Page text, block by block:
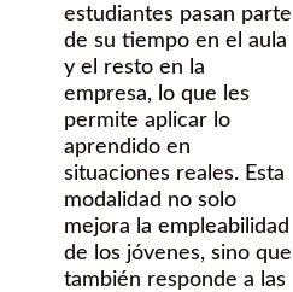
estudiantes pasan parte
de su tiempo en el aula
y el resto en la
empresa, lo que les
permite aplicar lo
aprendido en
situaciones reales. Esta
modalidad no solo
mejora la empleabilidad
de los jóvenes, sino que
también responde a las